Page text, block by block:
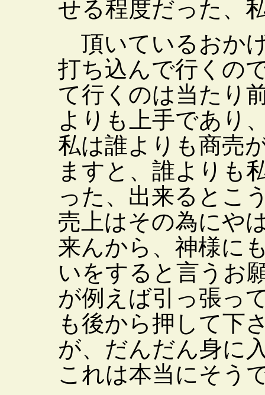
せる程度だった、
頂いているおか
打ち込んで行くの
て行くのは当たり
よりも上手であり
私は誰よりも商売
ますと、誰よりも
った、出来るとこ
売上はその為にや
来んから、神様に
いをすると言うお
が例えば引っ張っ
も後から押して下
が、だんだん身に
これは本当にそう